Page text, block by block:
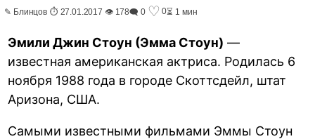
✎ Блинцов ⏱ 27.01.2017 👁 178🗨 0 ♡ 0⏳ 1 мин
Эмили Джин Стоун (Эмма Стоун) —
известная американская актриса. Родилась 6
ноября 1988 года в городе Скоттсдейл, штат
Аризона, США.
Самыми известными фильмами Эммы Стоун